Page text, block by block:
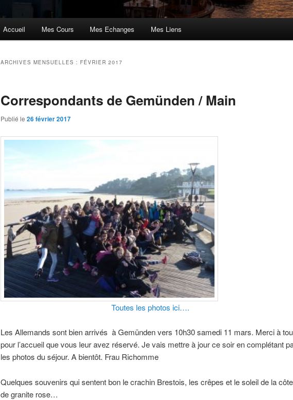
Accueil Mes Cours Mes Echanges Mes Liens
ARCHIVES MENSUELLES : FÉVRIER 2017
Correspondants de Gemünden / Main
Publié le 26 février 2017
Toutes les photos ici….
Les Allemands sont bien arrivés à Gemünden vers 10h30 samedi 11 mars. Merci à
pour l’accueil que vous leur avez réservé. Je vais mettre à jour ce soir en complétant
les photos du séjour. A bientôt. Frau Richomme
Quelques souvenirs qui sentent bon le crachin Brestois, les crêpes et le soleil de la côte
de granite rose…